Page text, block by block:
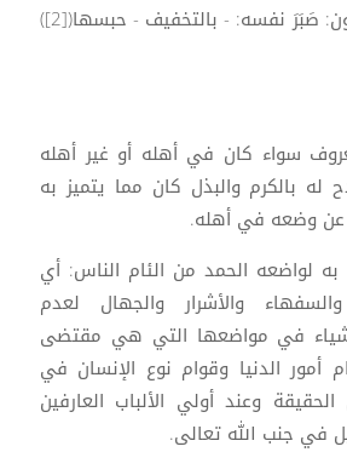
الغارم من عليه الديون: صَبَرَ نفسه: - بالتخفيف - حبسها([2])
سواء كان في أهله أو غير أهله
له بالكرم والبذل كان مما يتميز به
وضعه في أهله.
به لواضعه الحمد من الئام الناس: أي
والأشرار والجهال لعدم
في مواضعها التي هي مقتضى
أمور الدنيا وقوام نوع الإنسان في
وعند أولي الألباب العارفين
في جنب الله تعالى.